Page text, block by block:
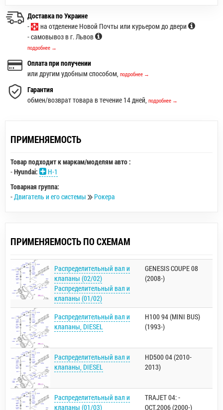
Доставка по Украине
-
на отделение Новой Почты или курьером до двери
- самовывоз в г. Львов
подробнее →
Оплата при получении
или другим удобным способом, подробнее →
Гарантия
обмен/возврат товара в течение 14 дней, подробнее →
ПРИМЕНЯЕМОСТЬ
Товар подходит к маркам/моделям авто :
-Hyundai:
H-1
Товарная группа:
- Двигатель и его системы Рокера
ПРИМЕНЯЕМОСТЬ ПО СХЕМАМ
Распределительный вал и
клапаны (02/02)
Распределительный вал и
клапаны (01/02)
GENESIS COUPE 08
(2008-)
Распределительный вал и
клапаны, DIESEL
H100 94 (MINI BUS)
(1993-)
Распределительный вал и
клапаны, DIESEL
HD500 04 (2010-
2013)
Распределительный вал и
клапаны (01/03)
TRAJET 04: -
OCT.2006 (2000-)